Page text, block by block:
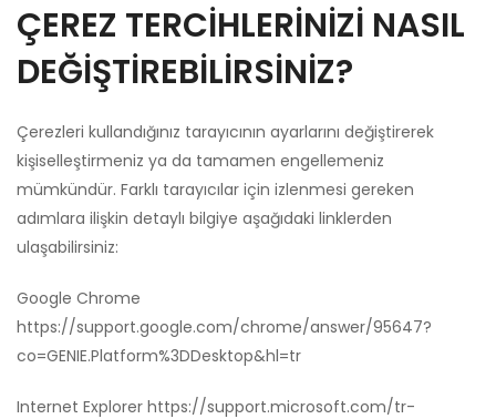
ÇEREZ TERCİHLERİNİZİ NASIL
DEĞİŞTİREBİLİRSİNİZ?
Çerezleri kullandığınız tarayıcının ayarlarını değiştirerek
kişiselleştirmeniz ya da tamamen engellemeniz
mümkündür. Farklı tarayıcılar için izlenmesi gereken
adımlara ilişkin detaylı bilgiye aşağıdaki linklerden
ulaşabilirsiniz:
Google Chrome
https://support.google.com/chrome/answer/95647?
co=GENIE.Platform%3DDesktop&hl=tr
Internet Explorer https://support.microsoft.com/tr-